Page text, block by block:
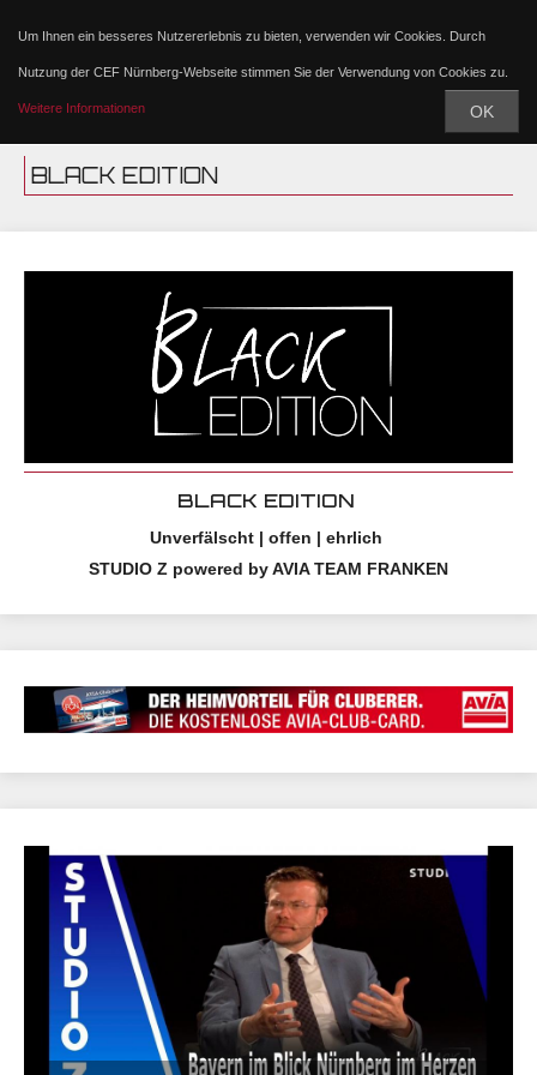
Um Ihnen ein besseres Nutzererlebnis zu bieten, verwenden wir Cookies. Durch
Nutzung der CEF Nürnberg-Webseite stimmen Sie der Verwendung von Cookies zu.
Weitere Informationen OK
BLACK EDITION
BLACK EDITION
Unverfälscht | offen | ehrlich
STUDIO Z powered by AVIA TEAM FRANKEN